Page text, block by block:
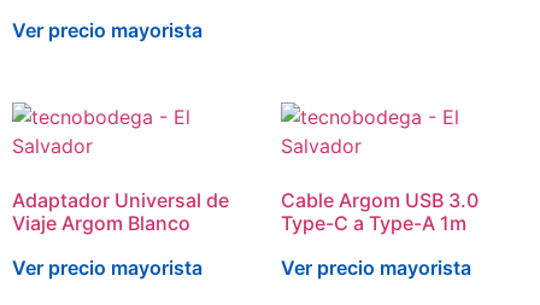
Ver precio mayorista
Adaptador Universal de
Viaje Argom Blanco
Ver precio mayorista
Cable Argom USB 3.0
Type-C a Type-A 1m
Ver precio mayorista